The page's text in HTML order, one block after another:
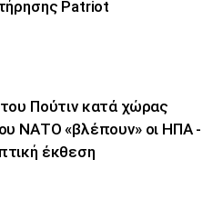
Patriot
Πούτιν κατά χώρας
ΝΑΤΟ «βλέπουν» οι ΗΠΑ -
έκθεση